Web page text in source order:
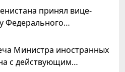
принял вице-
Федерального
Министра иностранных
с действующим